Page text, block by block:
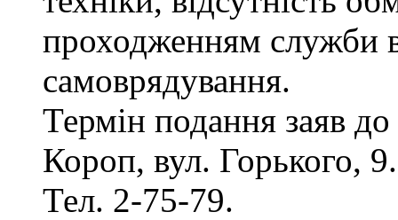
проходженням служби
самоврядування.
Термін подання заяв
Короп, вул. Горького,
Тел. 2-75-79.